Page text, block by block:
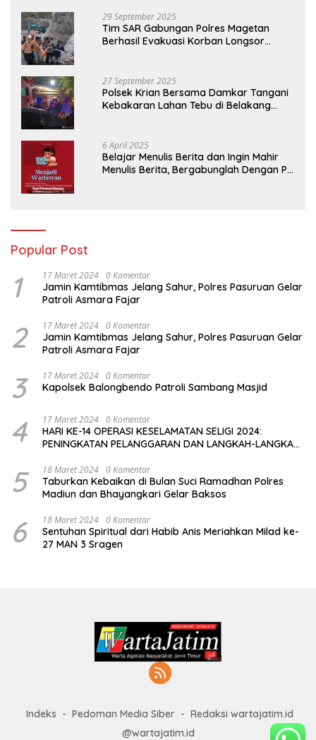
29 September 2025
Tim SAR Gabungan Polres Magetan
Berhasil Evakuasi Korban Longsor
27 September 2025
Polsek Krian Bersama Damkar Tangani
Kebakaran Lahan Tebu di Belakang
6 April 2025
Belajar Menulis Berita dan Ingin Mahir
Menulis Berita, Bergabunglah Dengan PT
Popular Post
1 17 Maret 2024 0 Komentar
Jamin Kamtibmas Jelang Sahur, Polres Pasuruan Gelar
Patroli Asmara Fajar
2 17 Maret 2024 0 Komentar
Jamin Kamtibmas Jelang Sahur, Polres Pasuruan Gelar
Patroli Asmara Fajar
3 17 Maret 2024 0 Komentar
Kapolsek Balongbendo Patroli Sambang Masjid
4 17 Maret 2024 0 Komentar
HARI KE-14 OPERASI KESELAMATAN SELIGI 2024:
PENINGKATAN PELANGGARAN DAN LANGKAH-LANGKAH
5 18 Maret 2024 0 Komentar
Taburkan Kebaikan di Bulan Suci Ramadhan Polres
Madiun dan Bhayangkari Gelar Baksos
6 18 Maret 2024 0 Komentar
Sentuhan Spiritual dari Habib Anis Meriahkan Milad ke-
27 MAN 3 Sragen
Indeks Pedoman Media Siber
Redaksi wartajatim.id
@wartajatim.id